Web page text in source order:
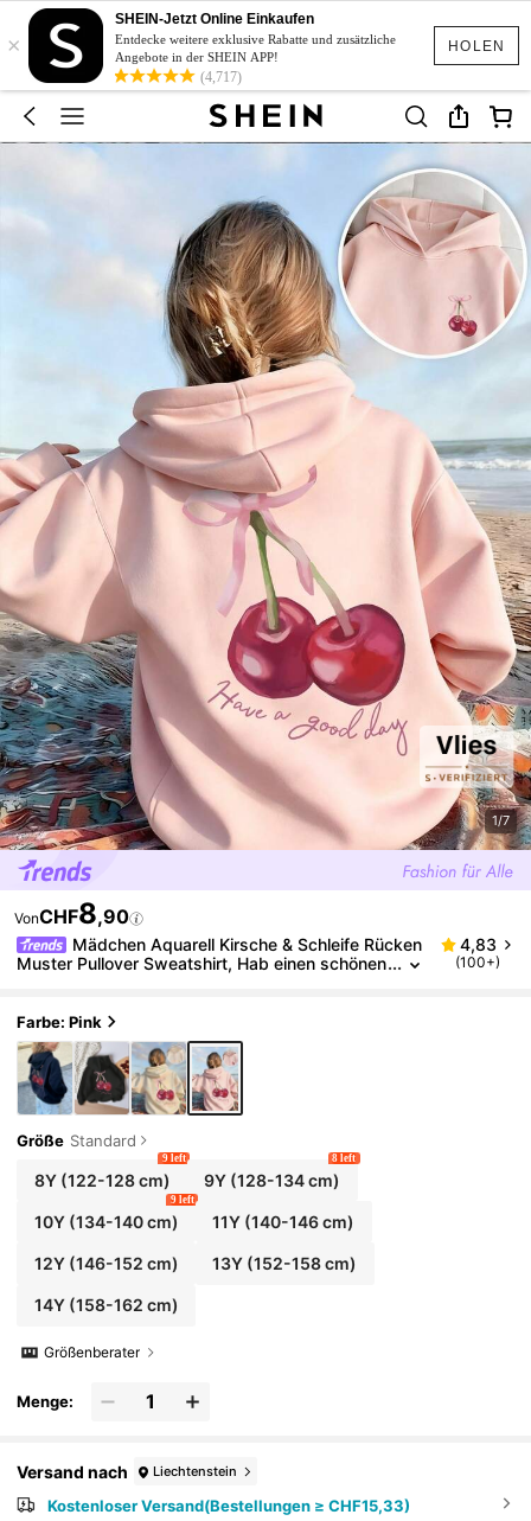
HOLEN
×
SHEIN-Jetzt Online Einkaufen
Entdecke weitere exklusive Rabatte und zusätzliche
Angebote in der SHEIN APP!
(4,717)
1/7
VonCHF8,90
Mädchen Aquarell Kirsche & Schleife Rücken
Muster Pullover Sweatshirt, Hab einen schönen
4,83
(100+)
Farbe: Pink
Größe Standard
8Y(122-128 cm)
9 left
9Y (128-134 cm)
8 left
10Y(134-140 cm)
9 left
11Y (140-146 cm)
12Y(146-152 cm) 13Y (152-158 cm)
14Y(158-162 cm)
Größenberater
Menge:
Versand nach Liechtenstein
Kostenloser Versand(Bestellungen ≥ CHF15,33)